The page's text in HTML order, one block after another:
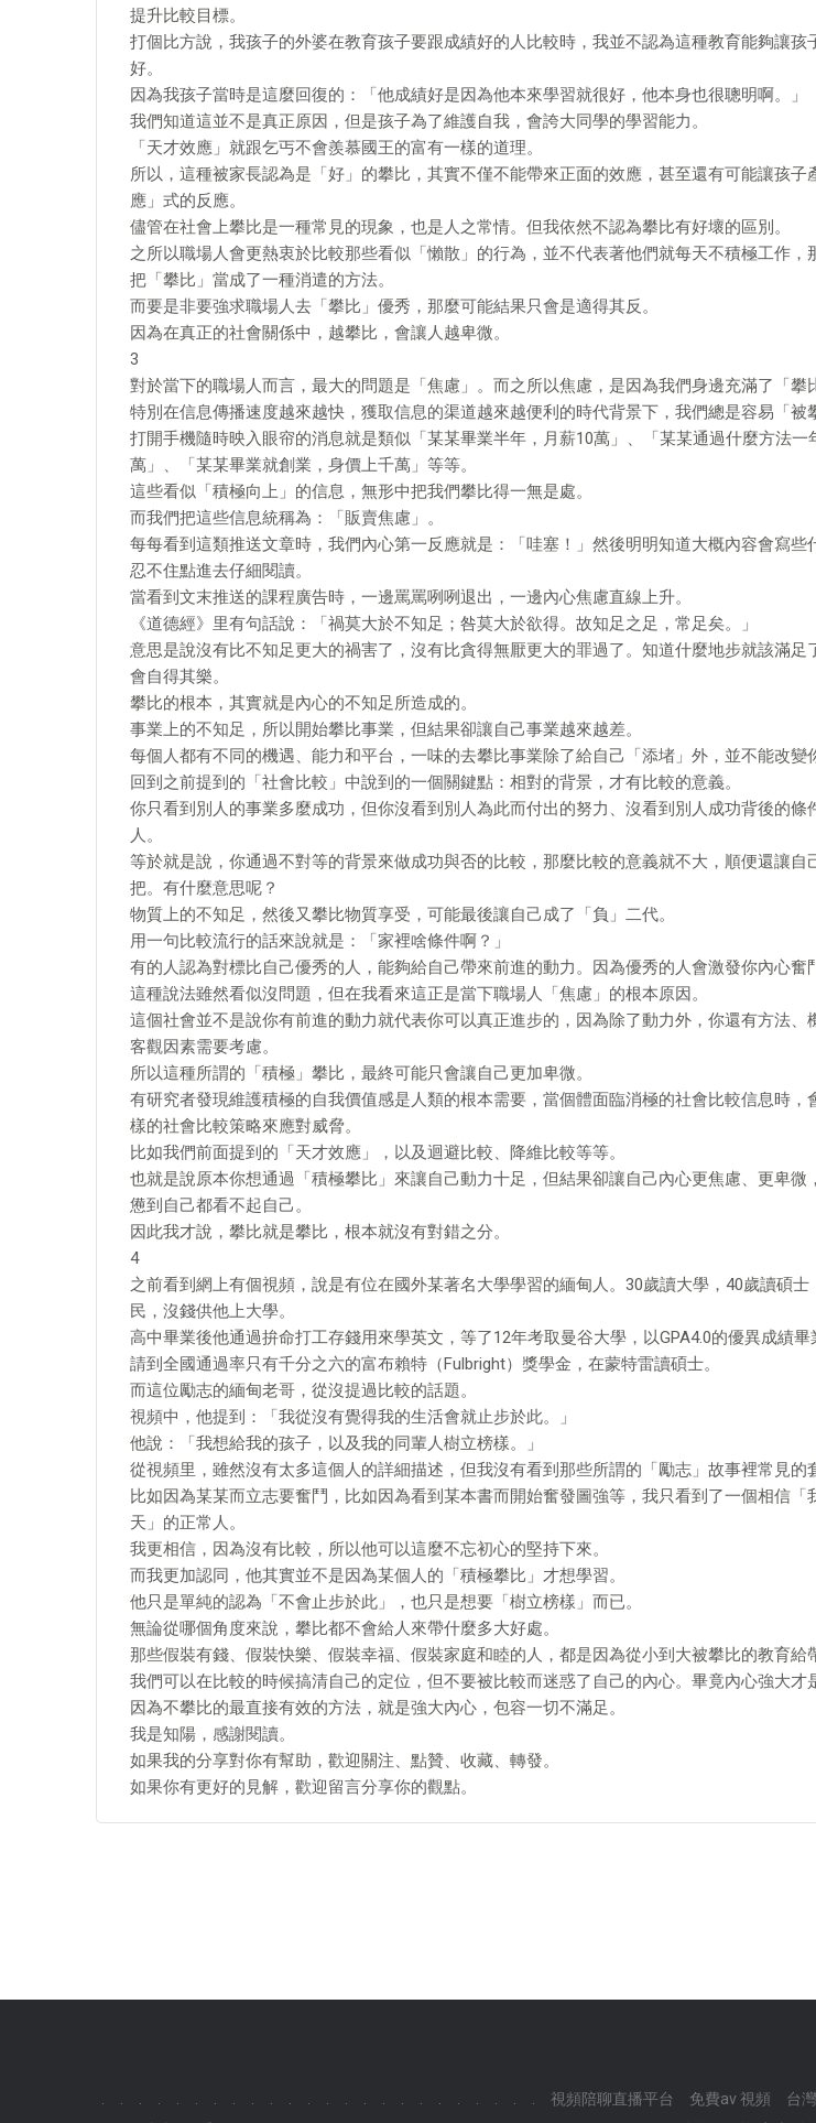
提升比較目標。
打個比方說，我孩子的外婆在教育孩子要跟成績好的人比較時，我並不認為這種教育能夠讓孩
好。
因為我孩子當時是這麼回復的：「他成績好是因為他本來學習就很好，他本身也很聰明啊。」
我們知道這並不是真正原因，但是孩子為了維護自我，會誇大同學的學習能力。
「天才效應」就跟乞丐不會羨慕國王的富有一樣的道理。
所以，這種被家長認為是「好」的攀比，其實不僅不能帶來正面的效應，甚至還有可能讓孩子
應」式的反應。
儘管在社會上攀比是一種常見的現象，也是人之常情。但我依然不認為攀比有好壞的區別。
之所以職場人會更熱衷於比較那些看似「懶散」的行為，並不代表著他們就每天不積極工作，
把「攀比」當成了一種消遣的方法。
而要是非要強求職場人去「攀比」優秀，那麼可能結果只會是適得其反。
因為在真正的社會關係中，越攀比，會讓人越卑微。
3
對於當下的職場人而言，最大的問題是「焦慮」。而之所以焦慮，是因為我們身邊充滿了「攀
特別在信息傳播速度越來越快，獲取信息的渠道越來越便利的時代背景下，我們總是容易「被
打開手機隨時映入眼帘的消息就是類似「某某畢業半年，月薪10萬」、「某某通過什麼方法一
萬」、「某某畢業就創業，身價上千萬」等等。
這些看似「積極向上」的信息，無形中把我們攀比得一無是處。
而我們把這些信息統稱為：「販賣焦慮」。
每每看到這類推送文章時，我們內心第一反應就是：「哇塞！」然後明明知道大概內容會寫些
忍不住點進去仔細閱讀。
當看到文末推送的課程廣告時，一邊罵罵咧咧退出，一邊內心焦慮直線上升。
《道德經》里有句話說：「禍莫大於不知足；咎莫大於欲得。故知足之足，常足矣。」
意思是說沒有比不知足更大的禍害了，沒有比貪得無厭更大的罪過了。知道什麼地步就該滿足
會自得其樂。
攀比的根本，其實就是內心的不知足所造成的。
事業上的不知足，所以開始攀比事業，但結果卻讓自己事業越來越差。
每個人都有不同的機遇、能力和平台，一味的去攀比事業除了給自己「添堵」外，並不能改變
回到之前提到的「社會比較」中說到的一個關鍵點：相對的背景，才有比較的意義。
你只看到別人的事業多麼成功，但你沒看到別人為此而付出的努力、沒看到別人成功背後的條
人。
等於就是說，你通過不對等的背景來做成功與否的比較，那麼比較的意義就不大，順便還讓自
把。有什麼意思呢？
物質上的不知足，然後又攀比物質享受，可能最後讓自己成了「負」二代。
用一句比較流行的話來說就是：「家裡啥條件啊？」
有的人認為對標比自己優秀的人，能夠給自己帶來前進的動力。因為優秀的人會激發你內心奮
這種說法雖然看似沒問題，但在我看來這正是當下職場人「焦慮」的根本原因。
這個社會並不是說你有前進的動力就代表你可以真正進步的，因為除了動力外，你還有方法、
客觀因素需要考慮。
所以這種所謂的「積極」攀比，最終可能只會讓自己更加卑微。
有研究者發現維護積極的自我價值感是人類的根本需要，當個體面臨消極的社會比較信息時，
樣的社會比較策略來應對威脅。
比如我們前面提到的「天才效應」，以及迴避比較、降維比較等等。
也就是說原本你想通過「積極攀比」來讓自己動力十足，但結果卻讓自己內心更焦慮、更卑微
憊到自己都看不起自己。
因此我才說，攀比就是攀比，根本就沒有對錯之分。
4
之前看到網上有個視頻，說是有位在國外某著名大學學習的緬甸人。30歲讀大學，40歲讀碩士
民，沒錢供他上大學。
高中畢業後他通過拚命打工存錢用來學英文，等了12年考取曼谷大學，以GPA4.0的優異成績畢
請到全國通過率只有千分之六的富布賴特（Fulbright）獎學金，在蒙特雷讀碩士。
而這位勵志的緬甸老哥，從沒提過比較的話題。
視頻中，他提到：「我從沒有覺得我的生活會就止步於此。」
他說：「我想給我的孩子，以及我的同輩人樹立榜樣。」
從視頻里，雖然沒有太多這個人的詳細描述，但我沒有看到那些所謂的「勵志」故事裡常見的
比如因為某某而立志要奮鬥，比如因為看到某本書而開始奮發圖強等，我只看到了一個相信「
天」的正常人。
我更相信，因為沒有比較，所以他可以這麼不忘初心的堅持下來。
而我更加認同，他其實並不是因為某個人的「積極攀比」才想學習。
他只是單純的認為「不會止步於此」，也只是想要「樹立榜樣」而已。
無論從哪個角度來說，攀比都不會給人來帶什麼多大好處。
那些假裝有錢、假裝快樂、假裝幸福、假裝家庭和睦的人，都是因為從小到大被攀比的教育給
我們可以在比較的時候搞清自己的定位，但不要被比較而迷惑了自己的內心。畢竟內心強大才
因為不攀比的最直接有效的方法，就是強大內心，包容一切不滿足。
我是知陽，感謝閱讀。
如果我的分享對你有幫助，歡迎關注、點贊、收藏、轉發。
如果你有更好的見解，歡迎留言分享你的觀點。
視頻陪聊直播平台 免費av 視頻 台